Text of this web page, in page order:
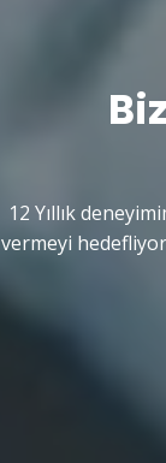
12 Yıllık
vermeyi